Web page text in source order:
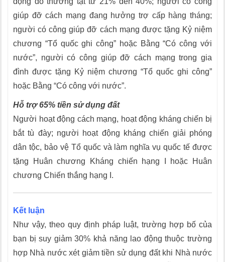
giúp đỡ cách mạng đang hưởng trợ cấp hàng tháng;
người có công giúp đỡ cách mạng được tặng Kỷ niệm
chương “Tổ quốc ghi công” hoặc Bằng “Có công với
nước”, người có công giúp đỡ cách mạng trong gia
đình được tặng Kỷ niệm chương “Tổ quốc ghi công”
hoặc Bằng “Có công với nước”.
Hỗ trợ 65% tiền sử dụng đất
Người hoạt động cách mạng, hoạt động kháng chiến bị
bắt tù đày; người hoạt động kháng chiến giải phóng
dân tộc, bảo vệ Tổ quốc và làm nghĩa vụ quốc tế được
tặng Huân chương Kháng chiến hạng I hoặc Huân
chương Chiến thắng hạng I.
Kết luận
Như vậy, theo quy định pháp luật, trường hợp bố của
bạn bị suy giảm 30% khả năng lao động thuộc trường
hợp Nhà nước xét giảm tiền sử dụng đất khi Nhà nước